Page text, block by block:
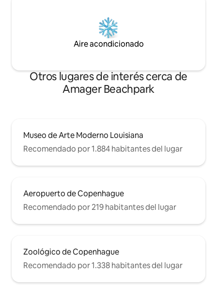
Aire acondicionado
Otros lugares de interés cerca de
Amager Beachpark
Museo de Arte Moderno Louisiana
Recomendado por 1.884 habitantes del lugar
Aeropuerto de Copenhague
Recomendado por 219 habitantes del lugar
Zoológico de Copenhague
Recomendado por 1.338 habitantes del lugar